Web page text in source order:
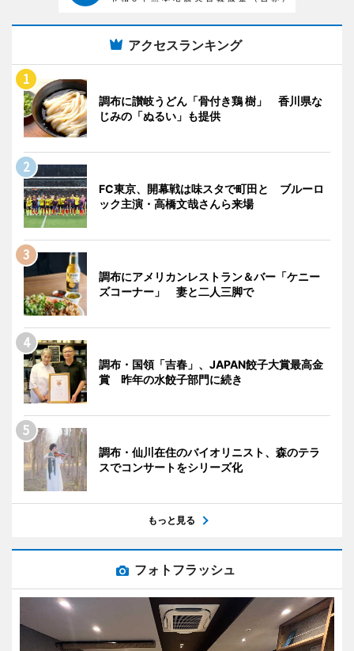
アクセスランキング
調布に讃岐うどん「骨付き鶏 樹」 香川県な
じみの「ぬるい」も提供
FC東京、開幕戦は味スタで町田と ブルーロ
ック主演・高橋文哉さんら来場
調布にアメリカンレストラン＆バー「ケニー
ズコーナー」 妻と二人三脚で
調布・国領「吉春」、JAPAN餃子大賞最高金
賞 昨年の水餃子部門に続き
調布・仙川在住のバイオリニスト、森のテラ
スでコンサートをシリーズ化
もっと見る
フォトフラッシュ